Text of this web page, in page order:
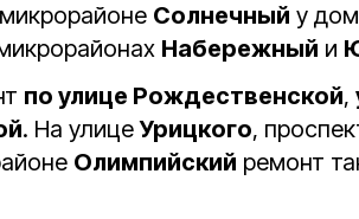
Солнечный у
Набережный и
по улице Рождественской,
. На улицеУрицкого,
Олимпийский ремонт